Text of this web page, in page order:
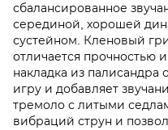
сбалансированное
серединой, хорошей
сустейном. Кленовый
отличается прочностью
накладка из
игру и добавляет
тремоло с литыми
вибраций струн и